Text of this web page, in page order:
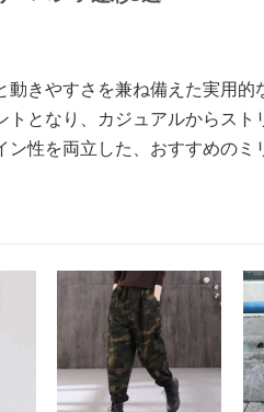
きやすさを兼ね備えた実用的
となり、カジュアルからスト
性を両立した、おすすめのミ